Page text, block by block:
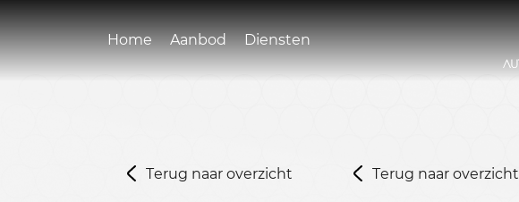
Home Aanbod Diensten
Terug naar overzicht Terug naar overzicht